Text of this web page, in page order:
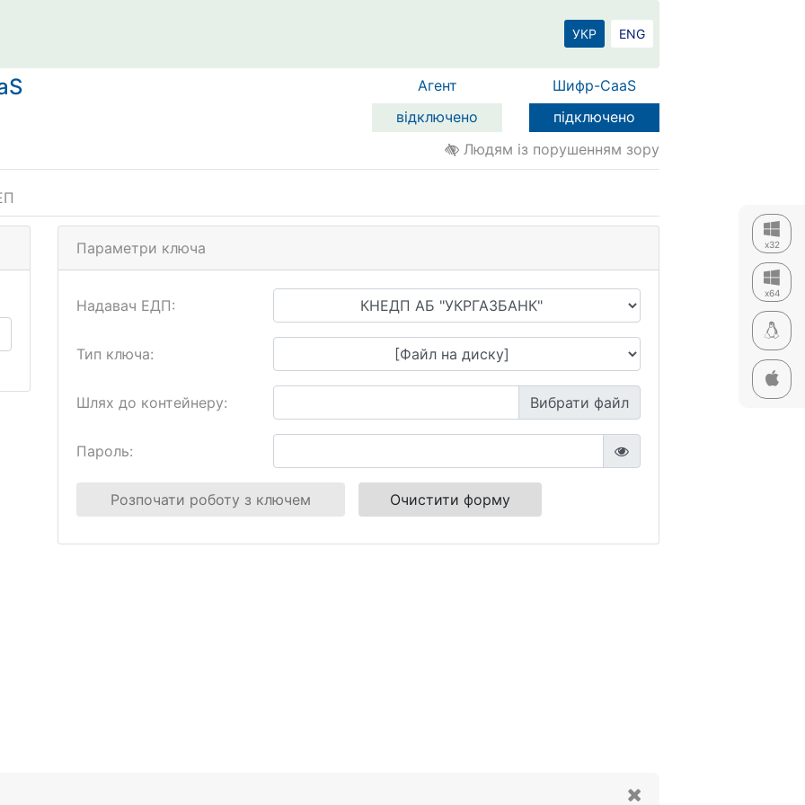
УКР ENG
Агент
відключено
Шифр-CaaS
підключено
Людям із порушенням зору
Параметри ключа
Надавач ЕДП:
Тип ключа:
Шлях до контейнеру: Вибрати файл
Пароль:
Розпочати роботу з ключем Очистити форму
x32
x64